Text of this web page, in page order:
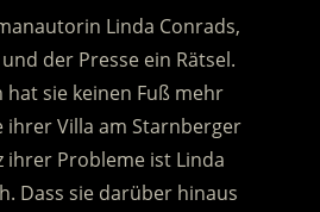
Linda Conrads,
der Presse ein Rätsel.
hat sie keinen Fuß mehr
ihrer Villa am Starnberger
ihrer Probleme ist Linda
Dass sie darüber hinaus